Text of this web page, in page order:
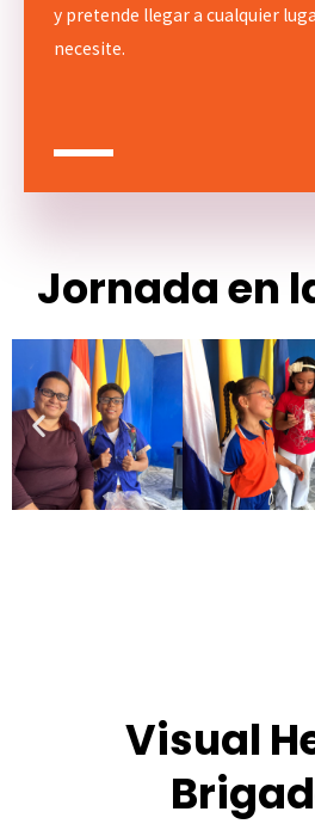
y pretende llegar a cualquier
necesite.
Jornada en
Visual